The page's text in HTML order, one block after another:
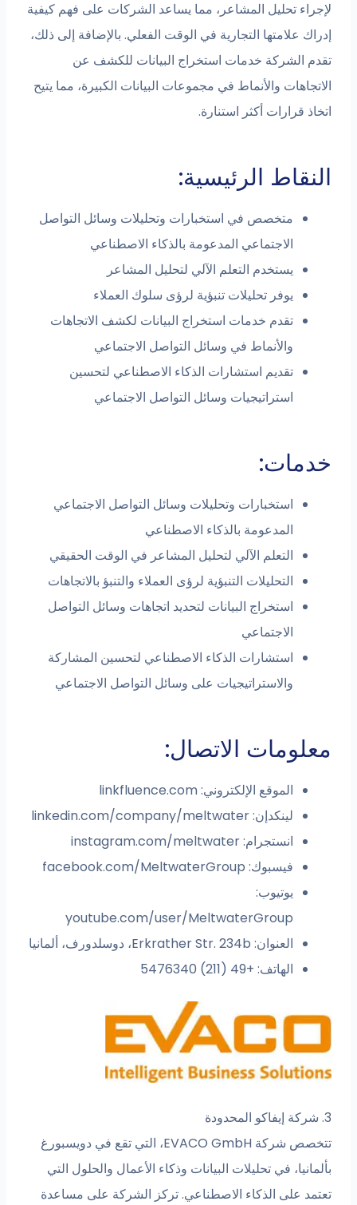
تحليل المشاعر، مما يساعد الشركات على فهم كيفية
التجارية في الوقت الفعلي. بالإضافة إلى ذلك،
خدمات استخراج البيانات للكشف عن
والأنماط في مجموعات البيانات الكبيرة، مما يتيح
أكثر استنارة.
الرئيسية:
متخصص في استخبارات وتحليلات وسائل التواصل
الاجتماعي المدعومة بالذكاء الاصطناعي
يستخدم التعلم الآلي لتحليل المشاعر
يوفر تحليلات تنبؤية لرؤى سلوك العملاء
تقدم خدمات استخراج البيانات لكشف الاتجاهات
والأنماط في وسائل التواصل الاجتماعي
تقديم استشارات الذكاء الاصطناعي لتحسين
استراتيجيات وسائل التواصل الاجتماعي
استخبارات وتحليلات وسائل التواصل الاجتماعي
المدعومة بالذكاء الاصطناعي
التعلم الآلي لتحليل المشاعر في الوقت الحقيقي
التحليلات التنبؤية لرؤى العملاء والتنبؤ بالاتجاهات
استخراج البيانات لتحديد اتجاهات وسائل التواصل
استشارات الذكاء الاصطناعي لتحسين المشاركة
والاستراتيجيات على وسائل التواصل الاجتماعي
الاتصال:
الموقع الإلكتروني: linkfluence.com
لينكدإن: linkedin.com/company/meltwater
انستجرام: instagram.com/meltwater
فيسبوك: facebook.com/MeltwaterGroup
youtube.com/user/MeltwaterGroup
الهاتف: +49 (211) 5476340
تتخصص شركة EVACO GmbH، التي تقع في دويسبورغ
في تحليلات البيانات وذكاء الأعمال والحلول التي
الذكاء الاصطناعي. تركز الشركة على مساعدة